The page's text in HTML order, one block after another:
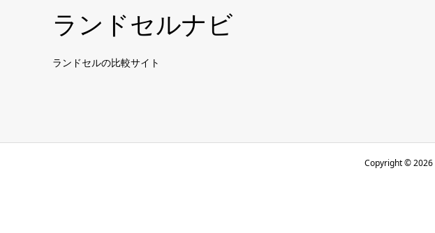
ランドセルナビ
ランドセルの比較サイト
Copyright ©2026